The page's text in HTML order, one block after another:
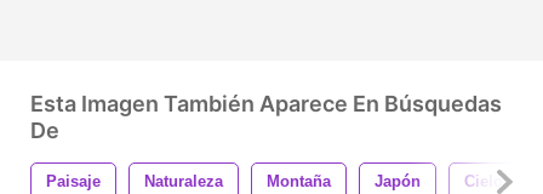
Esta Imagen También Aparece En Búsquedas
De
Paisaje Naturaleza Montaña Japón Cielo